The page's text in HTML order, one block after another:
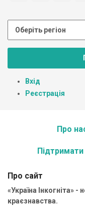
Вхід
Реєстрація
Про
Підтримати
Про сайт
«Україна Інкогніта» -
краєзнавства.